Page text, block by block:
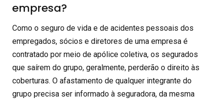
empresa?
Como o seguro de vida e de acidentes pessoais dos
empregados, sócios e diretores de uma empresa é
contratado por meio de apólice coletiva, os segurados
que saírem do grupo, geralmente, perderão o direito às
coberturas. O afastamento de qualquer integrante do
grupo precisa ser informado à seguradora, da mesma